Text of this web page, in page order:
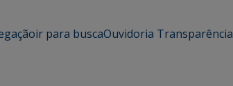
ir para buscaOuvidoria Transparência